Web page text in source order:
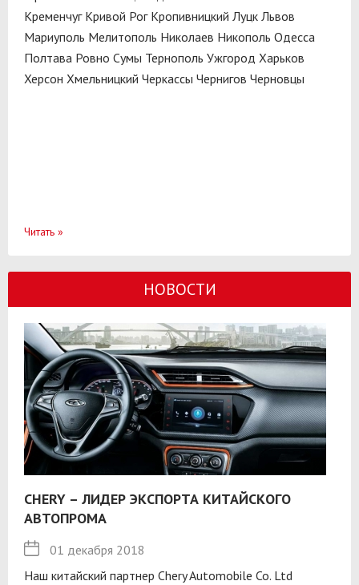
Кременчуг Кривой Рог Кропивницкий Луцк Львов
Мариуполь Мелитополь Николаев Никополь Одесса
Полтава Ровно Сумы Тернополь Ужгород Харьков
Херсон Хмельницкий Черкассы Чернигов Черновцы
Читать »
НОВОСТИ
CHERY – ЛИДЕР ЭКСПОРТА КИТАЙСКОГО
АВТОПРОМА
01 декабря 2018
Наш китайский партнер Chery Automobile Co. Ltd